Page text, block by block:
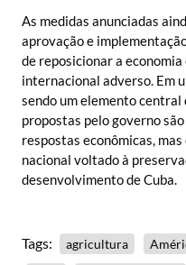
As medidas anunciadas
aprovação e
de reposicionar a
internacional adverso. Em
sendo um elemento
propostas pelo governo
respostas econômicas,
nacional voltado à
desenvolvimento de Cuba.
Tags: agricultura